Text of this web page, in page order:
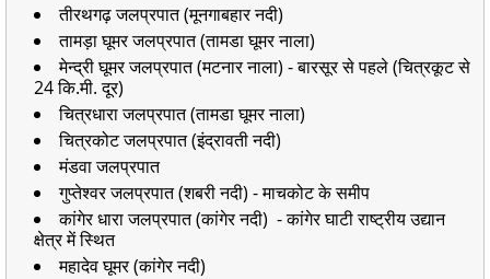
तीरथगढ़ जलप्रपात (मूनगाबहार नदी)
तामड़ा घूमर जलप्रपात (तामडा घूमर नाला)
मेन्द्री घूमर जलप्रपात (मटनार नाला) - बारसूर से पहले (चित्रकूट से
24 कि.मी. दूर)
चित्रधारा जलप्रपात (तामडा घूमर नाला)
चित्रकोट जलप्रपात (इंद्रावती नदी)
मंडवा जलप्रपात
गुप्तेश्वर जलप्रपात (शबरी नदी) - माचकोट के समीप
कांगेर धारा जलप्रपात (कांगेर नदी) - कांगेर घाटी राष्ट्रीय उद्यान
क्षेत्र में स्थित
महादेव घूमर (कांगेर नदी)